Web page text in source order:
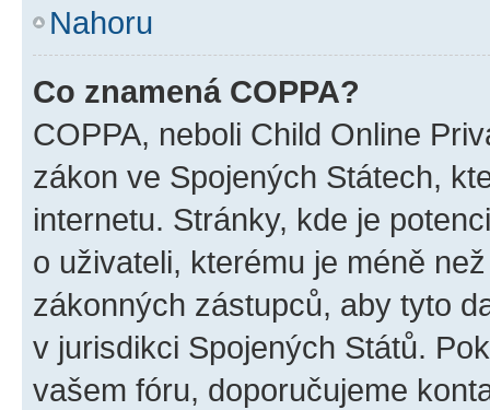
Nahoru
Co znamená COPPA?
COPPA, neboli Child Online
zákon ve Spojených Státech,
internetu. Stránky, kde je
o uživateli, kterému je méně
zákonných zástupců, aby tyto
v jurisdikci Spojených Států.
vašem fóru, doporučujeme